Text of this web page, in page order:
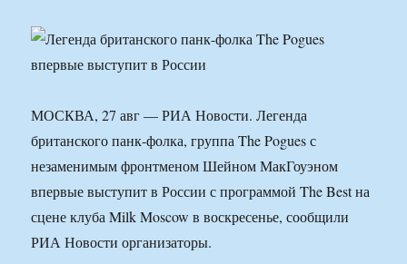
МОСКВА, 27 авг — РИА Новости. Легенда
британского панк-фолка, группа The Pogues с
незаменимым фронтменом Шейном МакГоуэном
впервые выступит в России с программой The Best на
сцене клуба Milk Moscow в воскресенье, сообщили
РИА Новости организаторы.